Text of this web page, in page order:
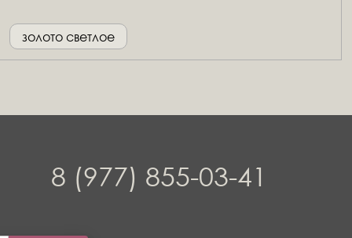
золото светлое
8 (977) 855-03-41